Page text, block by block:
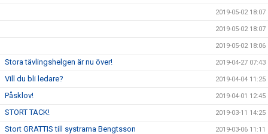
2019-05-02 18:07
2019-05-02 18:07
2019-05-02 18:06
Stora tävlingshelgen är nu över! 2019-04-27 07:43
Vill du bli ledare? 2019-04-04 11:25
Påsklov! 2019-04-01 12:45
STORT TACK! 2019-03-11 14:25
Stort GRATTIS till systrarna Bengtsson 2019-03-06 11:11